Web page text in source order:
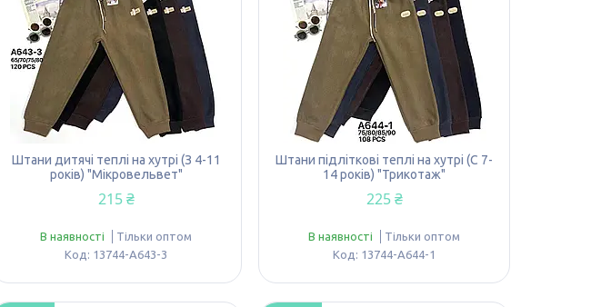
Штани дитячі теплі на хутрі (З 4-11
років) "Мікровельвет"
215 ₴
В наявності
Тільки оптом
13744-A643-3
Штани підліткові теплі на хутрі (С 7-
14 років) "Трикотаж"
225 ₴
В наявності
Тільки оптом
13744-A644-1